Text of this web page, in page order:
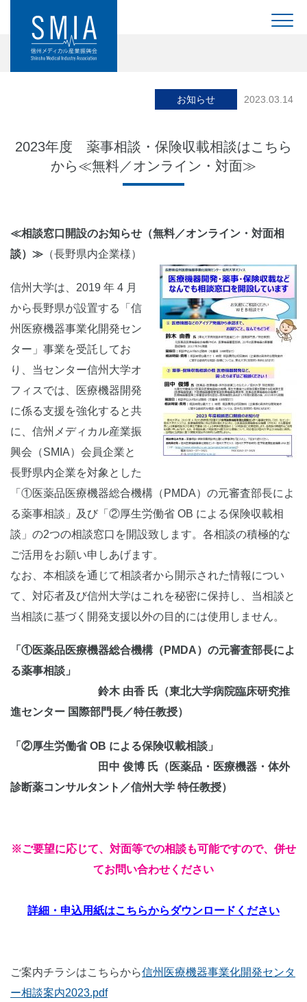
お知らせ 2023.03.14
2023年度 薬事相談・保険収載相談はこちら
から≪無料／オンライン・対面≫
≪相談窓口開設のお知らせ（無料／オンライン・対面相
談）≫ （長野県内企業様）
信州大学は、2019 年 4 月
から長野県が設置する「信
州医療機器事業化開発セン
ター」事業を受託してお
り、当センター信州大学オ
フィスでは、医療機器開発
に係る支援を強化すると共
に、信州メディカル産業振
興会（SMIA）会員企業と
長野県内企業を対象とした
「①医薬品医療機器総合機構（PMDA）の元審査部長によ
る薬事相談」及び「②厚生労働省 OB による保険収載相
談」の2つの相談窓口を開設致します。各相談の積極的な
ご活用をお願い申しあげます。
なお、本相談を通じて相談者から開示された情報につい
て、対応者及び信州大学はこれを秘密に保持し、当相談と
当相談に基づく開発支援以外の目的には使用しません。
「①医薬品医療機器総合機構（PMDA）の元審査部長によ
る薬事相談」
鈴木 由香 氏 （東北大学病院臨床研究推
進センター 国際部門長／特任教授）
「②厚生労働省 OB による保険収載相談」
田中 俊博 氏 （医薬品・医療機器・体外
診断薬コンサルタント／信州大学 特任教授）
※ご要望に応じて、対⾯等での相談も可能ですので、併せ
てお問い合わせください
詳細・申込用紙はこちらからダウンロードください
ご案内チラシはこちらから信州医療機器事業化開発センタ
ー相談案内2023.pdf